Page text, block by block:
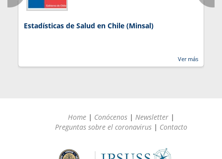
Estadísticas de Salud en Chile (Minsal)
Ver más
Home | Conócenos | Newsletter |
Preguntas sobre el coronavirus | Contacto